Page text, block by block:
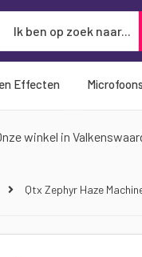
Effecten Microfoons
winkel in
Qtx Zephyr Haze